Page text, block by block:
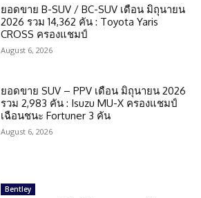
ยอดขาย B-SUV / BC-SUV เดือน มิถุนายน
2026 รวม 14,362 คัน : Toyota Yaris
CROSS ครองแชมป์
August 6, 2026
ยอดขาย SUV – PPV เดือน มิถุนายน 2026
รวม 2,983 คัน : Isuzu MU-X ครองแชมป์
เฉือนชนะ Fortuner 3 คัน
August 6, 2026
Bentley